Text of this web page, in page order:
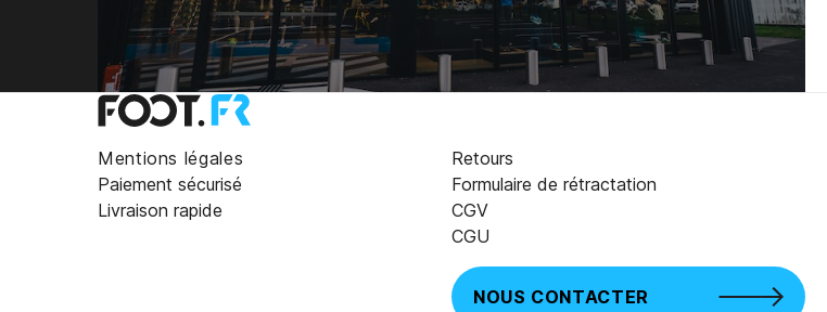
Mentions légales
Paiement sécurisé
Livraison rapide
Retours
Formulaire de rétractation
CGV
CGU
NOUS CONTACTER